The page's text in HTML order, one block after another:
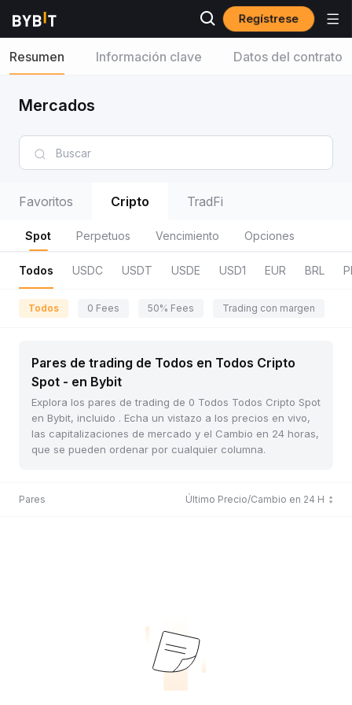
Regístrese
Resumen Información clave Datos del contrato
Mercados
Favoritos Cripto TradFi
Spot Perpetuos Vencimiento Opciones
Todos USDC USDT USDE USD1 EUR BRL
Todos 0 Fees 50% Fees Trading con margen
Pares de trading de Todos en Todos Cripto
Spot - en Bybit
Explora los pares de trading de 0 Todos Todos Cripto Spot
en Bybit, incluido . Echa un vistazo a los precios en vivo,
las capitalizaciones de mercado y el Cambio en 24 horas,
que se pueden ordenar por cualquier columna.
Pares Último Precio/Cambio en 24 H